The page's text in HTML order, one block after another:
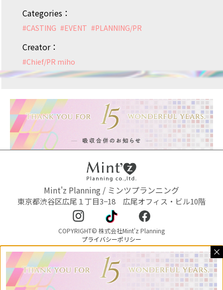
Categories：
#CASTING #EVENT #PLANNING/PR
Creator：
#Chief/PR miho
Mint'z Planning / ミンツプランニング
東京都渋谷区広尾１丁目3−18 広尾オフィス・ビル10階
COPYRIGHT© 株式会社Mint'z Planning
プライバシーポリシー